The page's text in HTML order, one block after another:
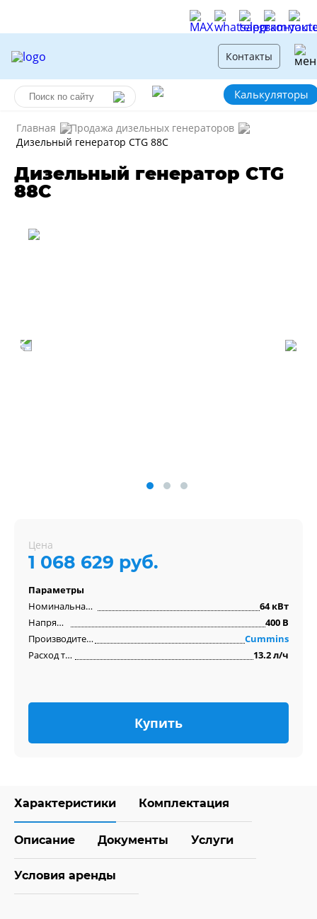
Контакты
Калькуляторы
Главная
Продажа дизельных генераторов
Дизельный генератор CTG 88C
Дизельный генератор CTG
88C
Цена
1 068 629 руб.
Параметры
Номинальная мощность
64 кВт
Напряжение
400 В
Производитель двигателя
Cummins
Расход топлива
13.2 л/ч
Купить
Характеристики Комплектация
Описание Документы Услуги
Условия аренды